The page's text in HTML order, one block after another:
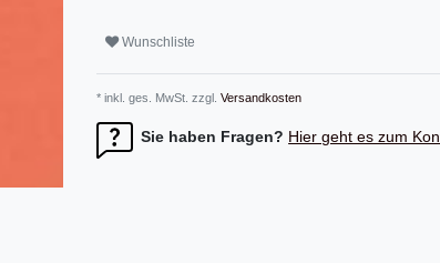
Wunschliste
* inkl. ges. MwSt. zzgl. Versandkosten
Sie haben Fragen? Hier geht es zum